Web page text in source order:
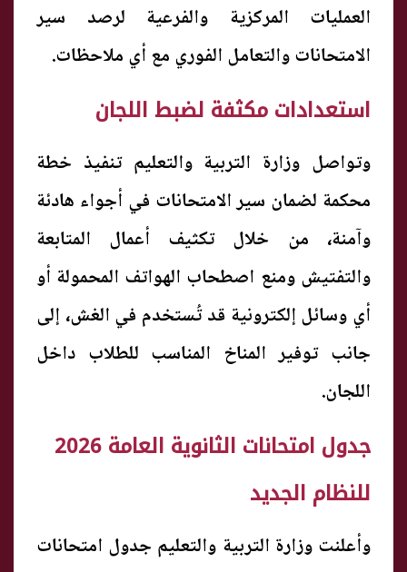
العمليات المركزية والفرعية لرصد سير
الامتحانات والتعامل الفوري مع أي ملاحظات.
استعدادات مكثفة لضبط اللجان
وتواصل وزارة التربية والتعليم تنفيذ خطة
محكمة لضمان سير الامتحانات في أجواء هادئة
وآمنة، من خلال تكثيف أعمال المتابعة
والتفتيش ومنع اصطحاب الهواتف المحمولة أو
أي وسائل إلكترونية قد تُستخدم في الغش، إلى
جانب توفير المناخ المناسب للطلاب داخل
اللجان.
جدول امتحانات الثانوية العامة 2026
للنظام الجديد
وأعلنت وزارة التربية والتعليم جدول امتحانات